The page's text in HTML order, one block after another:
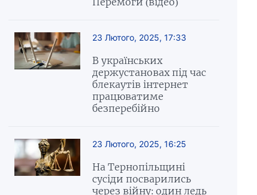
23 Лютого, 2025, 17:33
В українських
держустановах під час
блекаутів інтернет
працюватиме
безперебійно
23 Лютого, 2025, 16:25
На Тернопільщині
сусіди посварились
через війну: один ледь